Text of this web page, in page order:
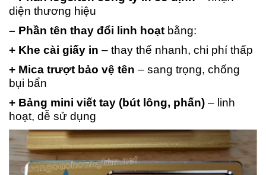
diện thương hiệu
– Phần tên thay đổi linh hoạt bằng:
+ Khe cài giấy in – thay thế nhanh, chi phí thấp
+ Mica trượt bảo vệ tên – sang trọng, chống
bụi bẩn
+ Bảng mini viết tay (bút lông, phấn) – linh
hoạt, dễ sử dụng